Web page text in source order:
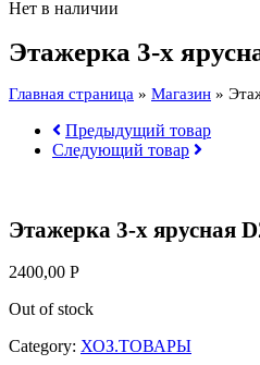
Нет в наличии
Этажерка 3-х
Главная страница » Магазин »
Предыдущий товар
Следующий товар
Этажерка 3-х ярусная
2400,00 Р
Out of stock
Category: ХОЗ.ТОВАРЫ